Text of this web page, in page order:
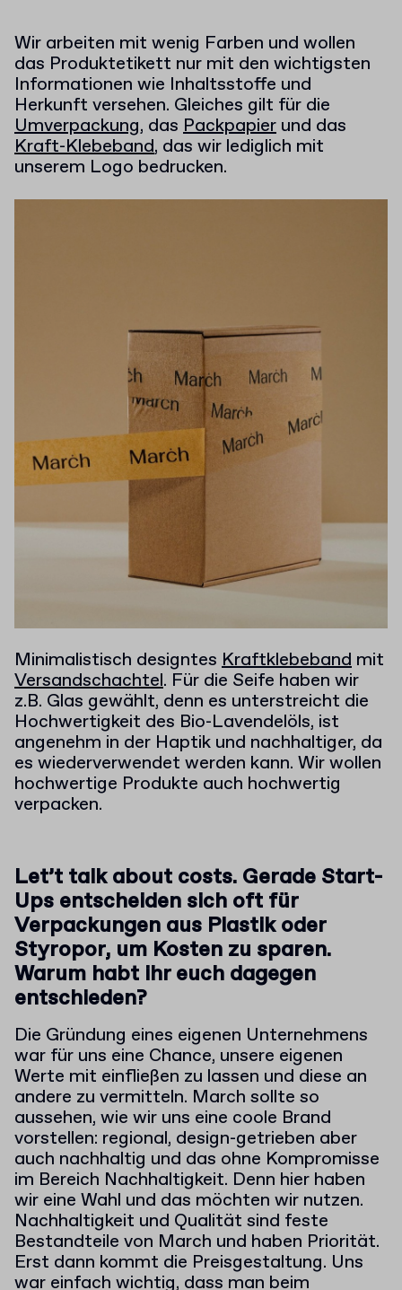
Wir arbeiten mit wenig Farben und wollen
das Produktetikett nur mit den wichtigsten
Informationen wie Inhaltsstoffe und
Herkunft versehen. Gleiches gilt für die
Umverpackung, das Packpapier und das
Kraft-Klebeband, das wir lediglich mit
unserem Logo bedrucken.
Minimalistisch designtes Kraftklebeband mit
Versandschachtel. Für die Seife haben wir
z.B. Glas gewählt, denn es unterstreicht die
Hochwertigkeit des Bio-Lavendelöls, ist
angenehm in der Haptik und nachhaltiger, da
es wiederverwendet werden kann. Wir wollen
hochwertige Produkte auch hochwertig
verpacken.
Let’t talk about costs. Gerade Start-
Ups entscheiden sich oft für
Verpackungen aus Plastik oder
Styropor, um Kosten zu sparen.
Warum habt ihr euch dagegen
entschieden?
Die Gründung eines eigenen Unternehmens
war für uns eine Chance, unsere eigenen
Werte mit einfließen zu lassen und diese an
andere zu vermitteln. March sollte so
aussehen, wie wir uns eine coole Brand
vorstellen: regional, design-getrieben aber
auch nachhaltig und das ohne Kompromisse
im Bereich Nachhaltigkeit. Denn hier haben
wir eine Wahl und das möchten wir nutzen.
Nachhaltigkeit und Qualität sind feste
Bestandteile von March und haben Priorität.
Erst dann kommt die Preisgestaltung. Uns
war einfach wichtig, dass man beim